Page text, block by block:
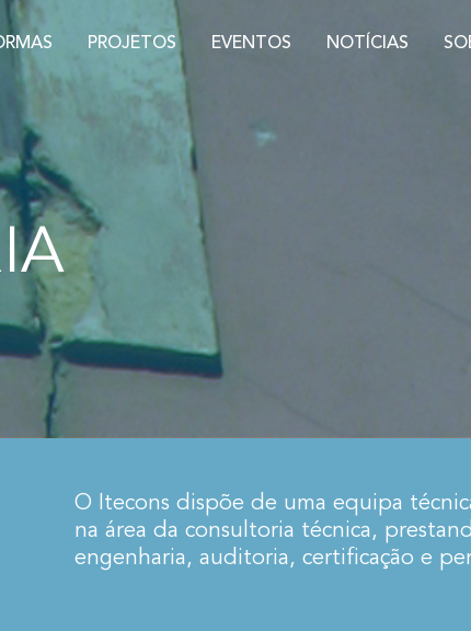
PROJETOS EVENTOS NOTÍCIAS
O Itecons dispõe de uma equipa
na área da consultoria técnica,
engenharia, auditoria, certificação e